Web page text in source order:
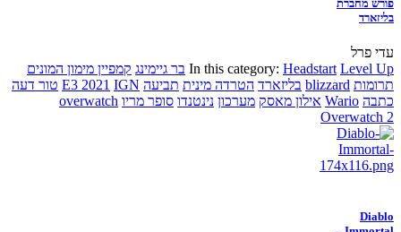
פורש מחברת
בליזארד
עדי פרל
In this category: Headstart Level Up בר גיימינג קמפיין מימון המונים
תרומות blizzard בליזארד הטרדה מינית תביעה E3 2021 IGN
טור דעה
כתבה Wario אילון מאסק מערכון נינטנדו סופר מריו overwatch
Overwatch 2
Diablo